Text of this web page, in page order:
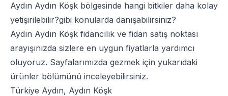
Aydın Aydın Köşk bölgesinde hangi bitkiler daha kolay
yetişirilebilir?gibi konularda danışabilirsiniz?
Aydın Aydın Köşk fidancılık ve fidan satış noktası
arayışınızda sizlere en uygun fiyatlarla yardımcı
oluyoruz. Sayfalarımızda gezmek için yukarıdaki
ürünler bölümünü inceleyebilirsiniz.
Türkiye Aydın, Aydın Köşk